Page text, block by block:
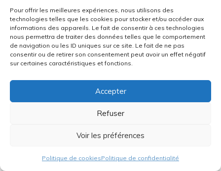
Pour offrir les meilleures expériences, nous utilisons des
technologies telles que les cookies pour stocker et/ou accéder aux
informations des appareils. Le fait de consentir à ces technologies
nous permettra de traiter des données telles que le comportement
de navigation ou les ID uniques sur ce site. Le fait de ne pas
consentir ou de retirer son consentement peut avoir un effet négatif
sur certaines caractéristiques et fonctions.
Accepter
Refuser
Voir les préférences
Politique de cookiesPolitique de confidentialité
Pour un joueur qui passe du pad au volant, la Load Cell
évite aussi un défaut fréquent : écraser le frein par
manque de retour. Une fois la pression maîtrisée, la
transition vers des voitures plus rapides devient plus
base. Le hardware doit servir la technique, pas l’inverse.
mais pas indispensables pour
tous les jeux